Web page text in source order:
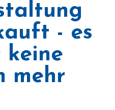
- es
keine
mehr